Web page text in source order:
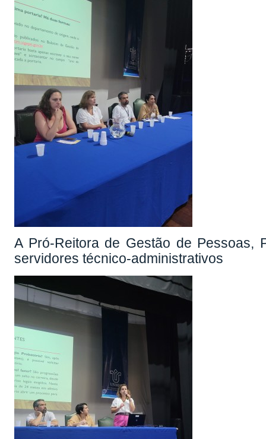
A Pró-Reitora de Gestão de Pessoas,
servidores técnico-administrativos